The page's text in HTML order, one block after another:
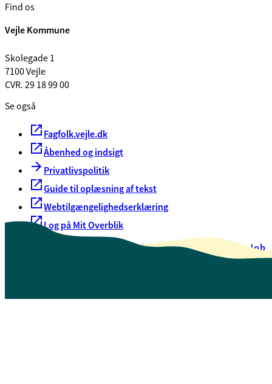
Find os
Vejle Kommune
Skolegade 1
7100 Vejle
CVR. 29 18 99 00
Se også
Fagfolk.vejle.dk
Åbenhed og indsigt
Privatlivspolitik
Guide til oplæsning af tekst
Webtilgængelighedserklæring
Log på Mit Overblik
Oversigt over selvbetjeningJob